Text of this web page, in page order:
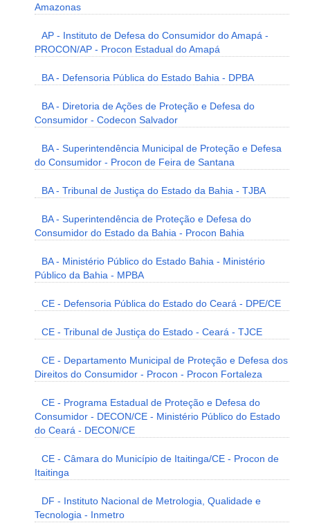
Amazonas
AP - Instituto de Defesa do Consumidor do Amapá -
PROCON/AP - Procon Estadual do Amapá
BA - Defensoria Pública do Estado Bahia - DPBA
BA - Diretoria de Ações de Proteção e Defesa do
Consumidor - Codecon Salvador
BA - Superintendência Municipal de Proteção e Defesa
do Consumidor - Procon de Feira de Santana
BA - Tribunal de Justiça do Estado da Bahia - TJBA
BA - Superintendência de Proteção e Defesa do
Consumidor do Estado da Bahia - Procon Bahia
BA - Ministério Público do Estado Bahia - Ministério
Público da Bahia - MPBA
CE - Defensoria Pública do Estado do Ceará - DPE/CE
CE - Tribunal de Justiça do Estado - Ceará - TJCE
CE - Departamento Municipal de Proteção e Defesa dos
Direitos do Consumidor - Procon - Procon Fortaleza
CE - Programa Estadual de Proteção e Defesa do
Consumidor - DECON/CE - Ministério Público do Estado
do Ceará - DECON/CE
CE - Câmara do Município de Itaitinga/CE - Procon de
Itaitinga
DF - Instituto Nacional de Metrologia, Qualidade e
Tecnologia - Inmetro